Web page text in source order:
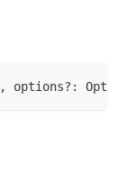
, options? : Option